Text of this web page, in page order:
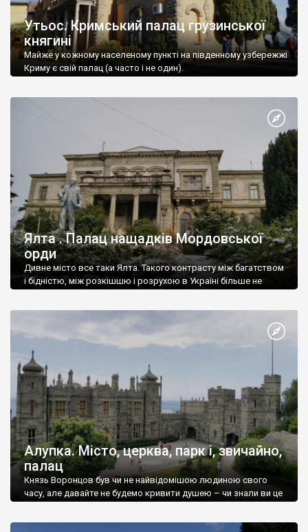
Утьос. Кримський палац грузинської
княгині
Майже у кожному населеному пункті на південному узбережжі
Криму є свій палац (а часто і не один).
Ялта . Палац нащадків Мордовської
орди
Дивне місто все таки Ялта. Такого контрасту між багатством
і бідністю, між розкішшю і розрухою в Україні більше не
Алупка. Місто, церква, парк і, звичайно,
палац
Князь Воронцов був чи не найвідомішою людиною свого
часу, але давайте не будемо кривити душею – чи знали ви це